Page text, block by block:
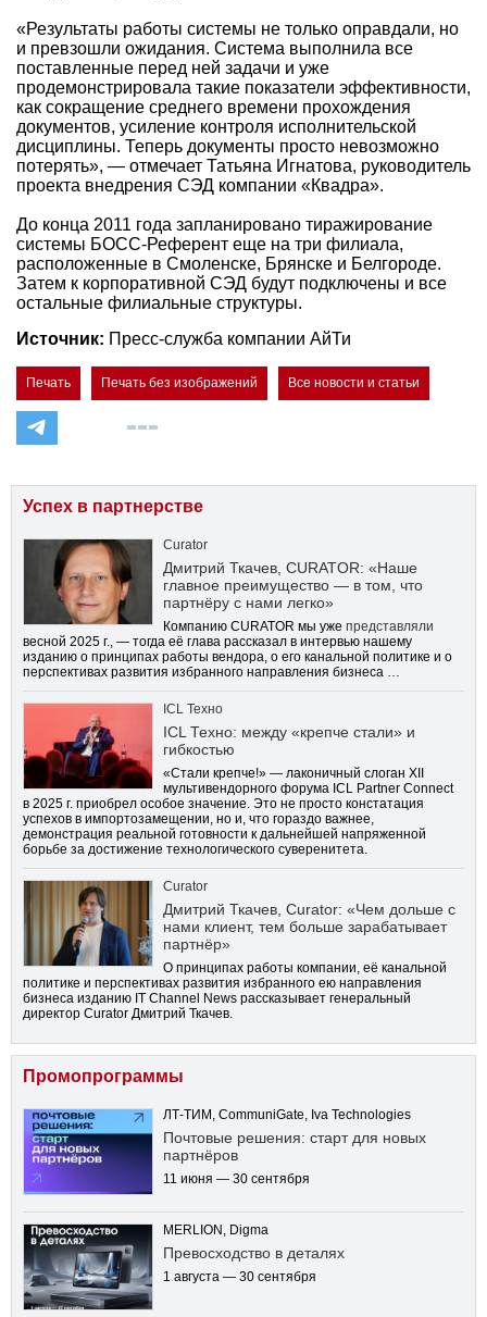
«Результаты работы системы не только оправдали, но
и превзошли ожидания. Система выполнила все
поставленные перед ней задачи и уже
продемонстрировала такие показатели эффективности,
как сокращение среднего времени прохождения
документов, усиление контроля исполнительской
дисциплины. Теперь документы просто невозможно
потерять», — отмечает Татьяна Игнатова, руководитель
проекта внедрения СЭД компании «Квадра».
До конца 2011 года запланировано тиражирование
системы БОСС-Референт еще на три филиала,
расположенные в Смоленске, Брянске и Белгороде.
Затем к корпоративной СЭД будут подключены и все
остальные филиальные структуры.
Источник: Пресс-служба компании АйТи
Печать Печать без изображений Все новости и статьи
Успех в партнерстве
Curator
Дмитрий Ткачев, CURATOR: «Наше
главное преимущество — в том, что
партнёру с нами легко»
Компанию CURATOR мы уже представляли
весной 2025 г., — тогда её глава рассказал в интервью нашему
изданию о принципах работы вендора, о его канальной политике и о
перспективах развития избранного направления бизнеса …
ICL Техно
ICL Техно: между «крепче стали» и
гибкостью
«Стали крепче!» — лаконичный слоган XII
мультивендорного форума ICL Partner Connect
в 2025 г. приобрел особое значение. Это не просто констатация
успехов в импортозамещении, но и, что гораздо важнее,
демонстрация реальной готовности к дальнейшей напряженной
борьбе за достижение технологического суверенитета.
Curator
Дмитрий Ткачев, Curator: «Чем дольше с
нами клиент, тем больше зарабатывает
партнёр»
О принципах работы компании, её канальной
политике и перспективах развития избранного ею направления
бизнеса изданию IT Channel News рассказывает генеральный
директор Curator Дмитрий Ткачев.
Промопрограммы
ЛТ-ТИМ, CommuniGate, Iva Technologies
Почтовые решения: старт для новых
партнёров
11 июня — 30 сентября
MERLION, Digma
Превосходство в деталях
1 августа — 30 сентября